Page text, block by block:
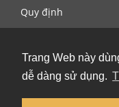
Trang Web này
dễ dàng sử dụng.
Quy định